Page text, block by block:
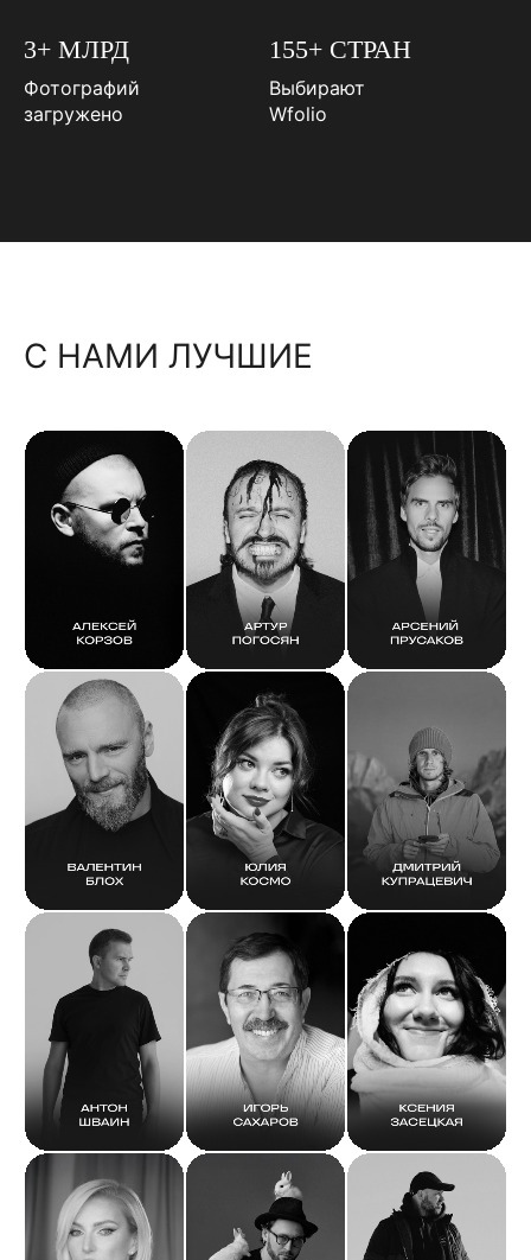
3+ МЛРД
Фотографий
загружено
155+ СТРАН
Выбирают
Wfolio
С НАМИ ЛУЧШИЕ